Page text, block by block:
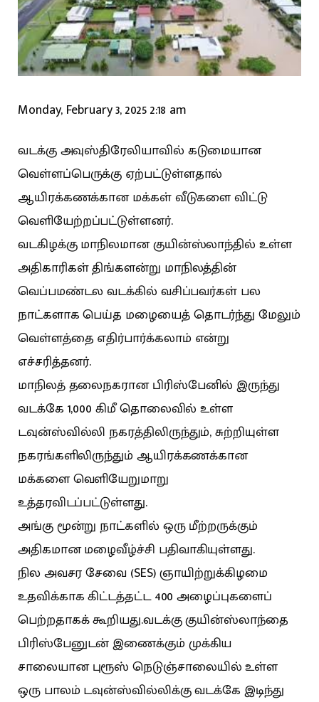
Monday, February 3, 2025 2:18 am
வடக்கு அவுஸ்திரேலியாவில் கடுமையான
வெள்ளப்பெருக்கு ஏற்பட்டுள்ளதால்
ஆயிரக்கணக்கான மக்கள் வீடுகளை விட்டு
வெளியேற்றப்பட்டுள்ளனர்.
வடகிழக்கு மாநிலமான குயின்ஸ்லாந்தில் உள்ள
அதிகாரிகள் திங்களன்று மாநிலத்தின்
வெப்பமண்டல வடக்கில் வசிப்பவர்கள் பல
நாட்களாக பெய்த மழையைத் தொடர்ந்து மேலும்
வெள்ளத்தை எதிர்பார்க்கலாம் என்று
எச்சரித்தனர்.
மாநிலத் தலைநகரான பிரிஸ்பேனில் இருந்து
வடக்கே 1,000 கிமீ தொலைவில் உள்ள
டவுன்ஸ்வில்லி நகரத்திலிருந்தும், சுற்றியுள்ள
நகரங்களிலிருந்தும் ஆயிரக்கணக்கான
மக்களை வெளியேறுமாறு
உத்தரவிடப்பட்டுள்ளது.
அங்கு மூன்று நாட்களில் ஒரு மீற்ற‌ருக்கும்
அதிகமான மழைவீழ்ச்சி பதிவாகியுள்ளது.
நில அவசர சேவை (SES) ஞாயிற்றுக்கிழமை
உதவிக்காக கிட்டத்தட்ட 400 அழைப்புகளைப்
பெற்றதாகக் கூறியது.வடக்கு குயின்ஸ்லாந்தை
பிரிஸ்பேனுடன் இணைக்கும் முக்கிய
சாலையான புரூஸ் நெடுஞ்சாலையில் உள்ள
ஒரு பாலம் டவுன்ஸ்வில்லிக்கு வடக்கே இடிந்து